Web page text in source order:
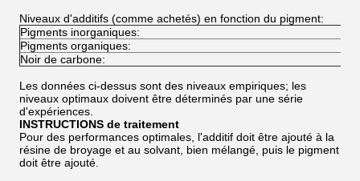
Niveaux d'additifs (comme achetés) en fonction du pigment:
Pigments inorganiques:
Pigments organiques:
Noir de carbone:
Les données ci-dessus sont des niveaux empiriques; les
niveaux optimaux doivent être déterminés par une série
d'expériences.
INSTRUCTIONS de traitement
Pour des performances optimales, l'additif doit être ajouté à la
résine de broyage et au solvant, bien mélangé, puis le pigment
doit être ajouté.